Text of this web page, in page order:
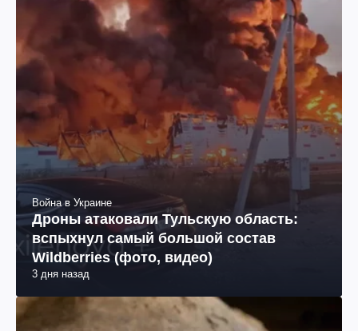
Война в Украине
Дроны атаковали Тульскую область:
вспыхнул самый большой состав
Wildberries (фото, видео)
3 дня назад